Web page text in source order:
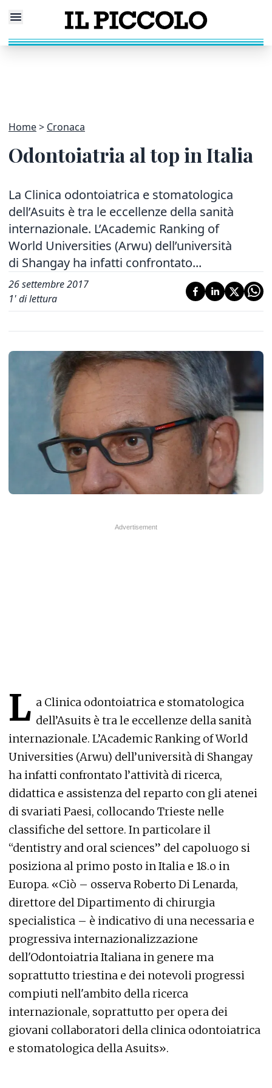
Home Cronaca
Odontoiatria al top in Italia
La Clinica odontoiatrica e stomatologica
dell’Asuits è tra le eccellenze della sanità
internazionale. L’Academic Ranking of
World Universities (Arwu) dell’università
di Shangay ha infatti confrontato...
26 settembre 2017
1' di lettura
L a Clinica odontoiatrica e stomatologica
dell’Asuits è tra le eccellenze della sanità
internazionale. L’Academic Ranking of World
Universities (Arwu) dell’università di Shangay
ha infatti confrontato l’attività di ricerca,
didattica e assistenza del reparto con gli atenei
di svariati Paesi, collocando Trieste nelle
classifiche del settore. In particolare il
“dentistry and oral sciences” del capoluogo si
posiziona al primo posto in Italia e 18.o in
Europa. «Ciò – osserva Roberto Di Lenarda,
direttore del Dipartimento di chirurgia
specialistica – è indicativo di una necessaria e
progressiva internazionalizzazione
dell'Odontoiatria Italiana in genere ma
soprattutto triestina e dei notevoli progressi
compiuti nell'ambito della ricerca
internazionale, soprattutto per opera dei
giovani collaboratori della clinica odontoiatrica
e stomatologica della Asuits».